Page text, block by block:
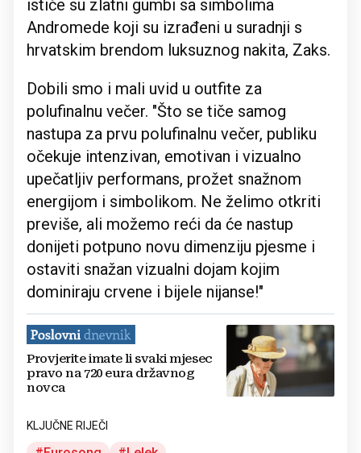
ističe su zlatni gumbi sa simbolima
Andromede koji su izrađeni u suradnji s
hrvatskim brendom luksuznog nakita, Zaks.
Dobili smo i mali uvid u outfite za
polufinalnu večer. "Što se tiče samog
nastupa za prvu polufinalnu večer, publiku
očekuje intenzivan, emotivan i vizualno
upečatljiv performans, prožet snažnom
energijom i simbolikom. Ne želimo otkriti
previše, ali možemo reći da će nastup
donijeti potpuno novu dimenziju pjesme i
ostaviti snažan vizualni dojam kojim
dominiraju crvene i bijele nijanse!"
Provjerite imate li svaki mjesec
pravo na 720 eura državnog
novca
KLJUČNE RIJEČI